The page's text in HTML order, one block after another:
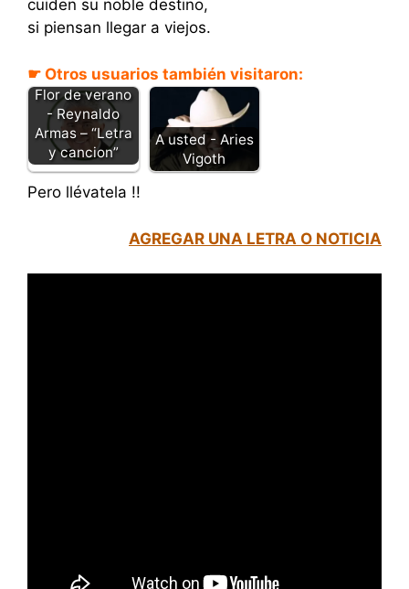
cuiden su noble destino,
si piensan llegar a viejos.
☛ Otros usuarios también visitaron:
Flor de verano
- Reynaldo
Armas – “Letra
y cancion”
A usted - Aries
Vigoth
Pero llévatela !!
AGREGAR UNA LETRA O NOTICIA